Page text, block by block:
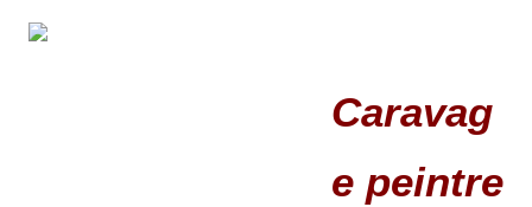
Caravag
e peintre